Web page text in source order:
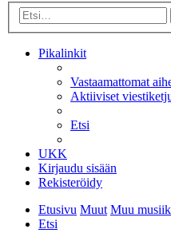
Pikalinkit
Vastaamattomat
Aktiiviset
Etsi
UKK
Kirjaudu sisään
Rekisteröidy
Etusivu Muut Muu
Etsi